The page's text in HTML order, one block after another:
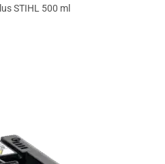
STIHL 500 ml